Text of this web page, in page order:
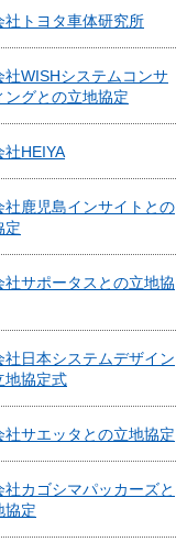
社トヨタ車体研究所
社WISHシステムコンサ
ングとの立地協定
社HEIYA
社鹿児島インサイトとの
定
社サポータスとの立地協
社日本システムデザイン
地協定式
社サエッタとの立地協定
社カゴシマパッカーズと
協定